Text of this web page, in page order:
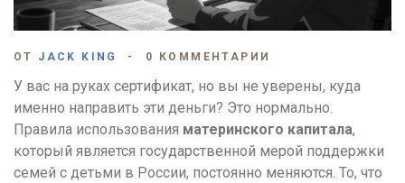
ОТ JACK KING 0 КОММЕНТАРИИ
У вас на руках сертификат, но вы не уверены, куда
именно направить эти деньги? Это нормально.
Правила использования материнского капитала,
который является государственной мерой поддержки
семей с детьми в России, постоянно меняются. То, что